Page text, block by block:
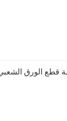
قطع الورق الشعبي للورق